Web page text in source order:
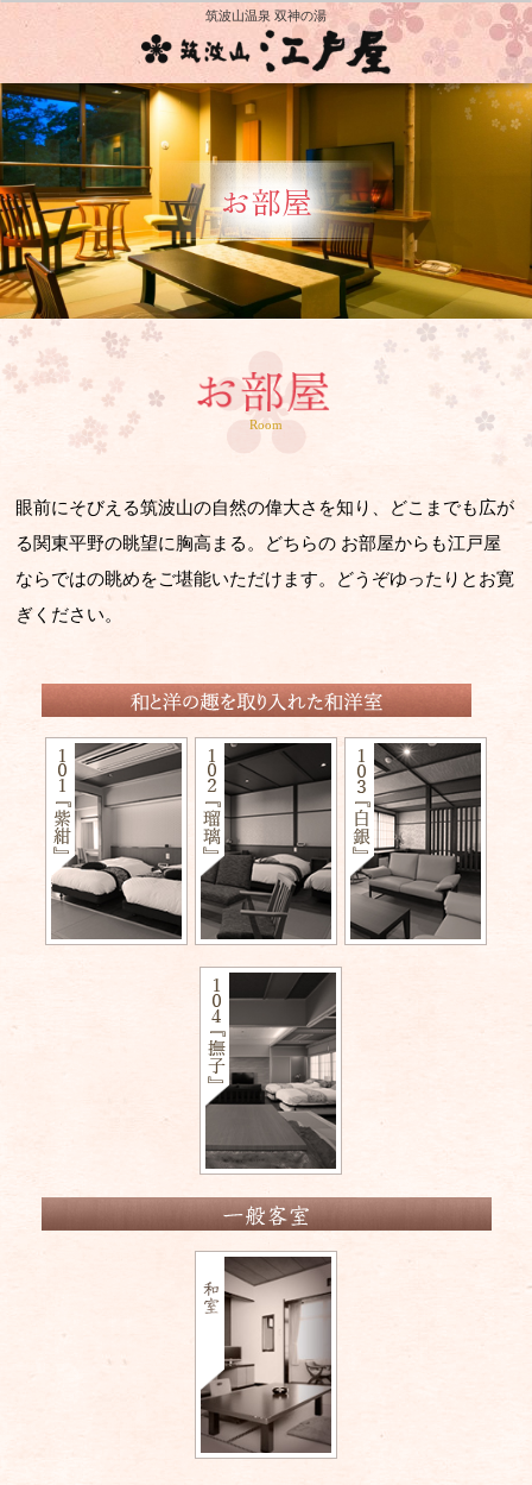
筑波山温泉 双神の湯
502『萌黄』 MOEGI
Room
眼前にそびえる筑波山の自然の偉大さを知り、どこまでも広が
る関東平野の眺望に胸高まる。どちらの お部屋からも江戸屋
ならではの眺めをご堪能いただけます。どうぞゆったりとお寛
ぎください。